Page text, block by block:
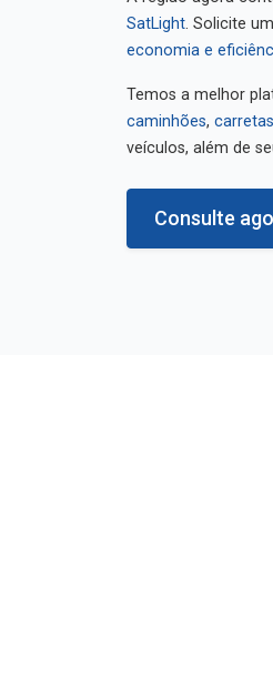
SatLight . Solicite um
economia e
Temos a melhor
caminhões carretas
veículos, além de
Consulte